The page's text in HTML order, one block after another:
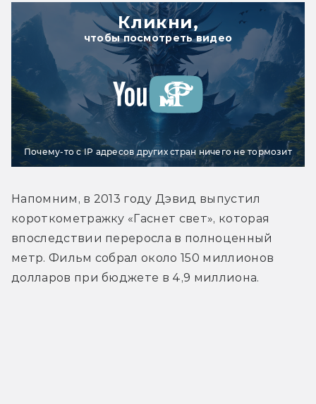
Кликни,
чтобы посмотреть видео
Почему-то с IP адресов других стран ничего не тормозит
Напомним, в 2013 году Дэвид выпустил
короткометражку «Гаснет свет», которая
впоследствии переросла в полноценный
метр. Фильм собрал около 150 миллионов
долларов при бюджете в 4,9 миллиона.